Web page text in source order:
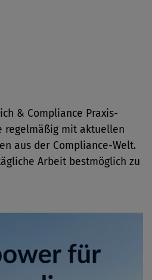
& Compliance Praxis-
regelmäßig mit aktuellen
aus der Compliance-Welt.
Arbeit bestmöglich zu